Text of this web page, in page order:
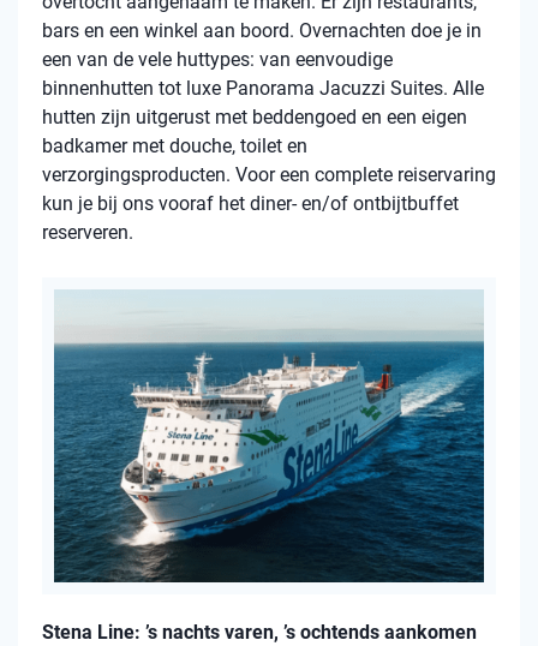
bars en een winkel aan boord. Overnachten doe je in
een van de vele huttypes: van eenvoudige
binnenhutten tot luxe Panorama Jacuzzi Suites. Alle
hutten zijn uitgerust met beddengoed en een eigen
badkamer met douche, toilet en
verzorgingsproducten. Voor een complete reiservaring
kun je bij ons vooraf het diner- en/of ontbijtbuffet
reserveren.
Stena Line: ’s nachts varen, ’s ochtends aankomen